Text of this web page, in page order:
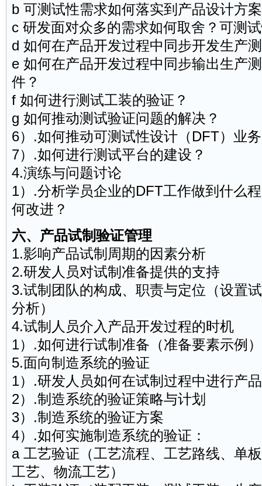
b 可测试性需求如何落实到产品设计方
c 研发面对众多的需求如何取舍？可测
d 如何在产品开发过程中同步开发生产
e 如何在产品开发过程中同步输出生产
件？
f 如何进行测试工装的验证？
g 如何推动测试验证问题的解决？
6）.如何推动可测试性设计（DFT）业
7）.如何进行测试平台的建设？
4.演练与问题讨论
1）.分析学员企业的DFT工作做到什么
何改进？
六、产品试制验证管理
1.影响产品试制周期的因素分析
2.研发人员对试制准备提供的支持
3.试制团队的构成、职责与定位（设置
分析）
4.试制人员介入产品开发过程的时机
1）.如何进行试制准备（准备要素示例）
5.面向制造系统的验证
1）.研发人员如何在试制过程中进行产
2）.制造系统的验证策略与计划
3）.制造系统的验证方案
4）.如何实施制造系统的验证：
a 工艺验证（工艺流程、工艺路线、单
工艺、物流工艺）